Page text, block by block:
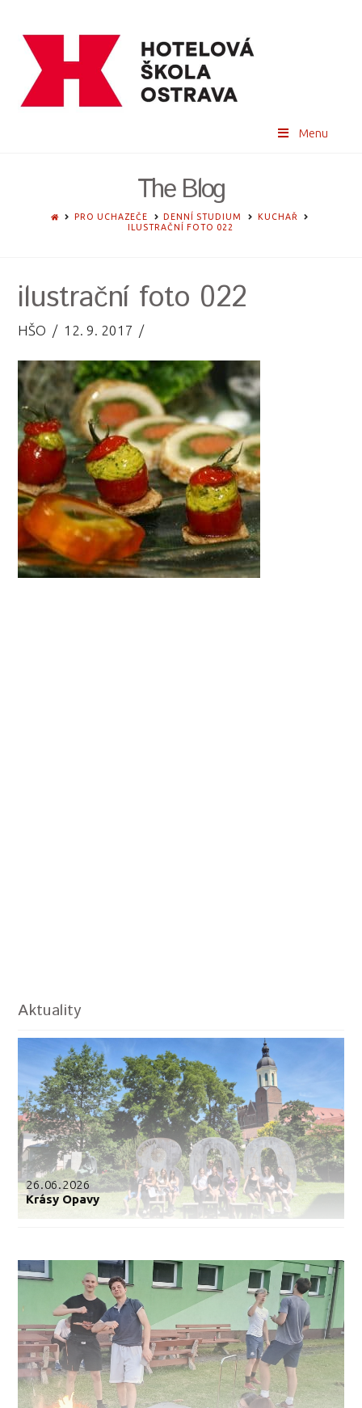
Menu
The Blog
HOMEPRO UCHAZEČE DENNÍ STUDIUM
KUCHAŘ
ILUSTRAČNÍ FOTO 022
ilustrační foto 022
HŠO 12. 9. 2017
Aktuality
26.06.2026
Krásy Opavy